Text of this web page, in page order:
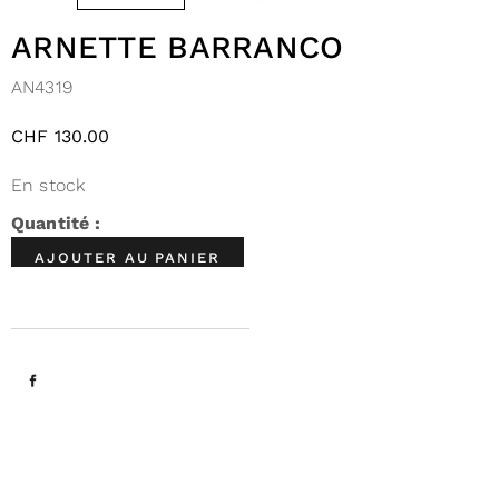
ARNETTE BARRANCO
AN4319
CHF 130.00
En stock
AJOUTER AU PANIER